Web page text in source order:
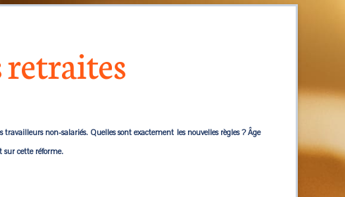
retraites
non-salariés. Quelles sont exactement les nouvelles règles ? Âge
sur cette réforme.